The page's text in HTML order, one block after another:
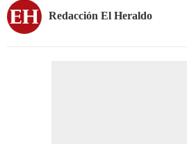
Redacción El Heraldo